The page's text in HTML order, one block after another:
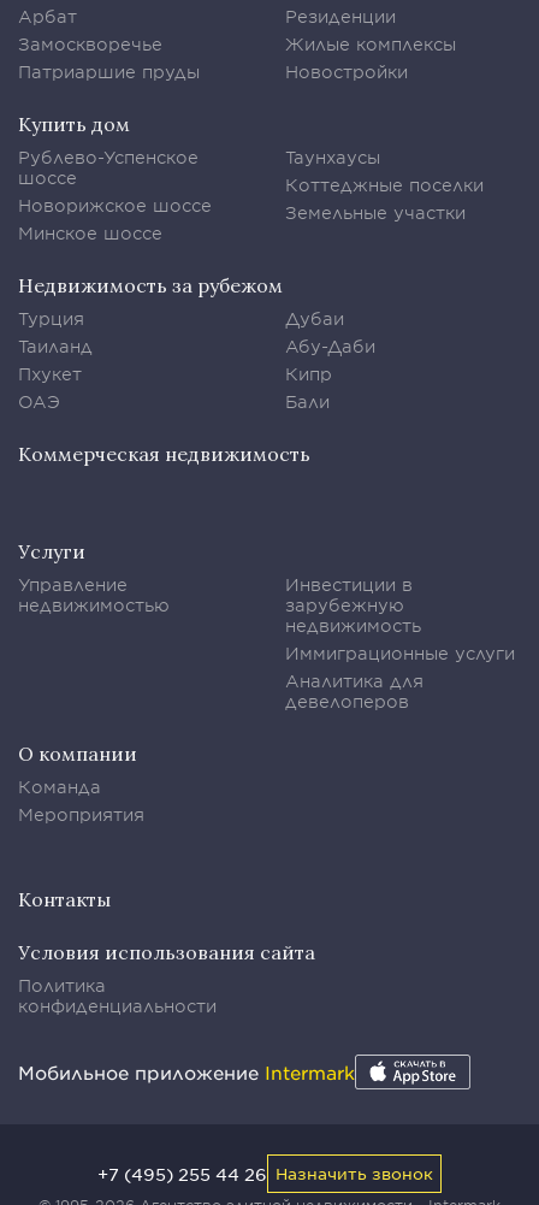
Арбат
Замоскворечье
Патриаршие пруды
Резиденции
Жилые комплексы
Новостройки
Купить дом
Рублево-Успенское
шоссе
Новорижское шоссе
Минское шоссе
Таунхаусы
Коттеджные поселки
Земельные участки
Недвижимость за рубежом
Турция
Таиланд
Пхукет
ОАЭ
Дубаи
Абу-Даби
Кипр
Бали
Коммерческая недвижимость
Услуги
Управление
недвижимостью
Инвестиции в
зарубежную
недвижимость
Иммиграционные услуги
Аналитика для
девелоперов
О компании
Команда
Мероприятия
Контакты
Условия использования сайта
Политика
конфиденциальности
Мобильное приложение Intermark
+7 (495) 255 44 26 Назначить звонок